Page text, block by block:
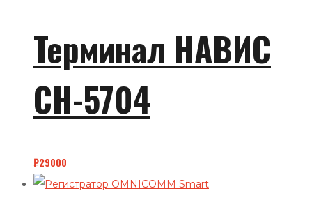
Терминал НАВИС
СН-5704
₽29000